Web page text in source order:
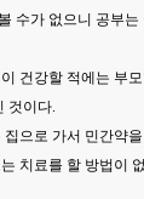
수가 없으니 공부
건강할 적에는 부
것이다.
으로 가서 민간약
치료를 할 방법이